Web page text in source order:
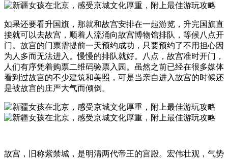
如果还要看升国旗，那就和故宫安排在一起游览，升完国旗直
接就可以去故宫，顺着人流涌向故宫博物馆排队，等候八点开
门。故宫的门票需提前一天预约成功，只要预约了不用担心因
为人多而无法进入。慢慢的排队就好。八点，故宫准时开门，
人们有序凭着购票二维码验票入园。虽然之前已经在很多媒体
看到过故宫的不少建筑和美照，可是当亲自进入故宫的时候还
是被故宫的庄严大气而倾倒。
故宫，旧称紫禁城，是明清两代帝王的宫殿。宏伟壮观，气势